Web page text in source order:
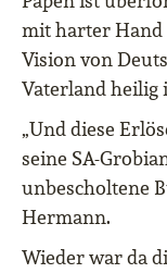
mit harter Hand
Vision von
Vaterland heilig
„Und diese
seine SA-
unbescholtene
Hermann.
Wieder war da